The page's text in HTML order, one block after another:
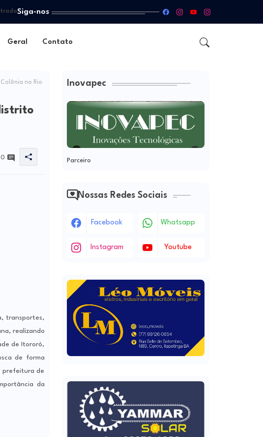
Siga-nos
Geral Contato
no Rio
0
transportes,
realizando
de Itororó,
de forma
prefeitura de
da
Inovapec
Parceiro
Nossas Redes Sociais
Facebook Whatsapp
Instagram Youtube